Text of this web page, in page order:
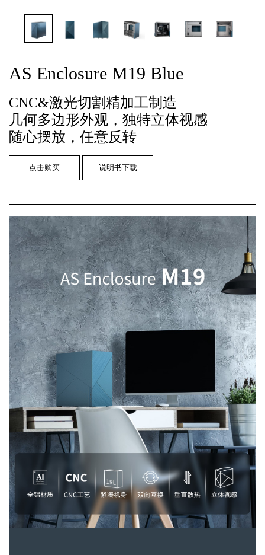
AS Enclosure M19 Blue
CNC&激光切割精加工制造
几何多边形外观，独特立体视感
随心摆放，任意反转
点击购买 说明书下载